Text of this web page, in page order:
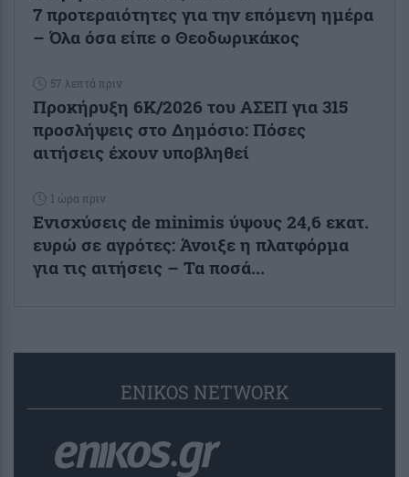
7 προτεραιότητες για την επόμενη ημέρα
– Όλα όσα είπε ο Θεοδωρικάκος
57 λεπτά πριν
Προκήρυξη 6Κ/2026 του ΑΣΕΠ για 315
προσλήψεις στο Δημόσιο: Πόσες
αιτήσεις έχουν υποβληθεί
1 ώρα πριν
Ενισχύσεις de minimis ύψους 24,6 εκατ.
ευρώ σε αγρότες: Άνοιξε η πλατφόρμα
για τις αιτήσεις – Τα ποσά...
ENIKOS NETWORK